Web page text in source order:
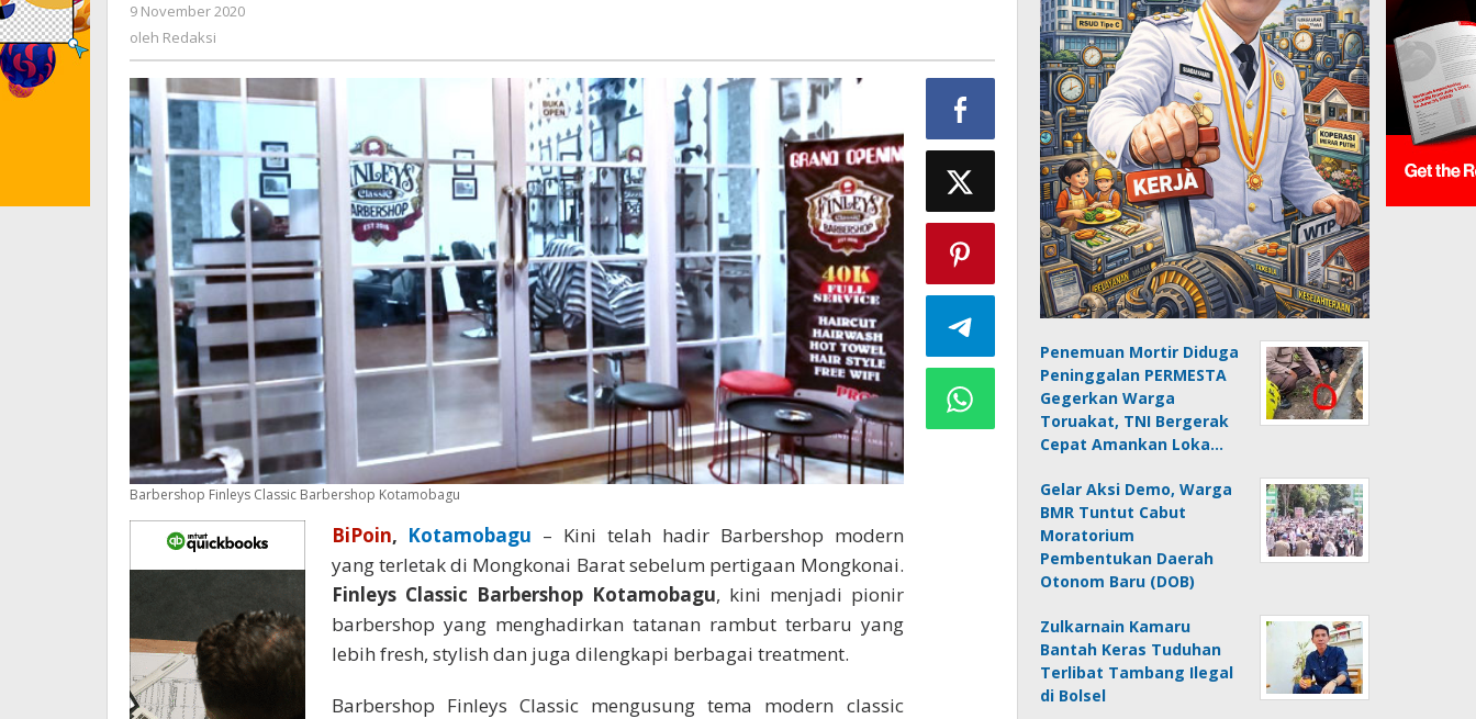
9 November 2020
oleh Redaksi
Barbershop Finleys Classic Barbershop Kotamobagu
BiPoin, Kotamobagu – Kini telah hadir Barbershop modern
yang terletak di Mongkonai Barat sebelum pertigaan Mongkonai.
Finleys Classic Barbershop Kotamobagu, kini menjadi pionir
barbershop yang menghadirkan tatanan rambut terbaru yang
lebih fresh, stylish dan juga dilengkapi berbagai treatment.
Barbershop Finleys Classic mengusung tema modern classic
Penemuan Mortir Diduga
Peninggalan PERMESTA
Gegerkan Warga
Toruakat, TNI Bergerak
Cepat Amankan Loka…
Gelar Aksi Demo, Warga
BMR Tuntut Cabut
Moratorium
Pembentukan Daerah
Otonom Baru (DOB)
Zulkarnain Kamaru
Bantah Keras Tuduhan
Terlibat Tambang Ilegal
di Bolsel